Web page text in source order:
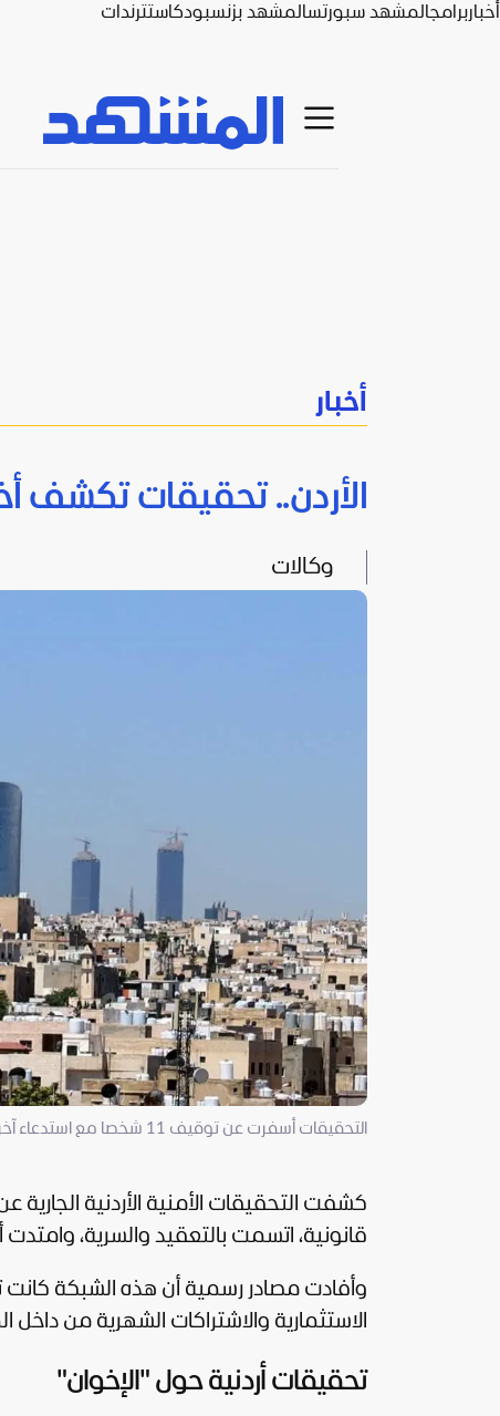
أخباربرامجالمشهد سبورتسالمشهد بزنسبودكاستترندات
أخبار
الأردن.. تحقيقات تكشف
وكالات
التحقيقات أسفرت عن توقيف 11 شخصا مع استدعاء آخرين أُخلي سبيلهم بكفالات مالية (إكس)
كشفت التحقيقات الأمنية الأردنية
قانونية، اتسمت بالتعقيد والسرية، وامتدت
وأفادت مصادر رسمية أن هذه الشبكة كانت
الاستثمارية والاشتراكات الشهرية من داخل
تحقيقات أردنية حول "الإخوان"